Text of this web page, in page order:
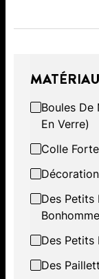
Boules De
En Verre)
Colle Forte
Des Petits
Des Petits
Des